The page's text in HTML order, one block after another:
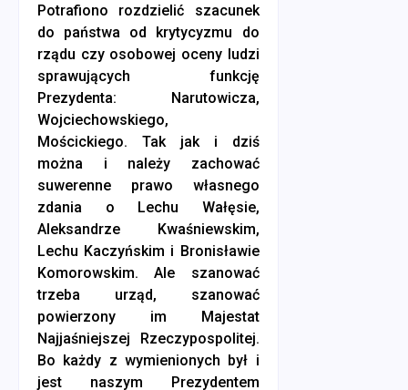
Potrafiono rozdzielić szacunek
do państwa od krytycyzmu do
rządu czy osobowej oceny ludzi
sprawujących funkcję
Prezydenta: Narutowicza,
Wojciechowskiego,
Mościckiego. Tak jak i dziś
można i należy zachować
suwerenne prawo własnego
zdania o Lechu Wałęsie,
Aleksandrze Kwaśniewskim,
Lechu Kaczyńskim i Bronisławie
Komorowskim. Ale szanować
trzeba urząd, szanować
powierzony im Majestat
Najjaśniejszej Rzeczypospolitej.
Bo każdy z wymienionych był i
jest naszym Prezydentem